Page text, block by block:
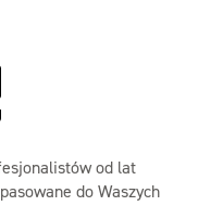
od lat
do Waszych